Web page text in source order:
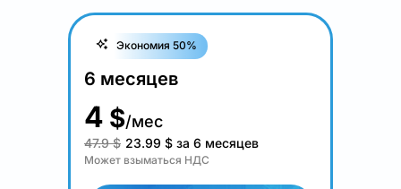
Экономия 50%
6 месяцев
4 $/мес
47.9 $ 23.99 $ за 6 месяцев
Может взыматься НДС